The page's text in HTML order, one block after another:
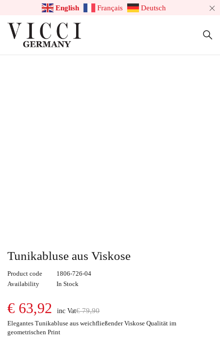
English Français Deutsch
Tunikabluse aus Viskose
Product code
1806-726-04
Availability
In Stock
€79,90
€ 63,92
inc Vat
Elegantes Tunikabluse aus weichfließender Viskose Qualität im
geometrischen Print